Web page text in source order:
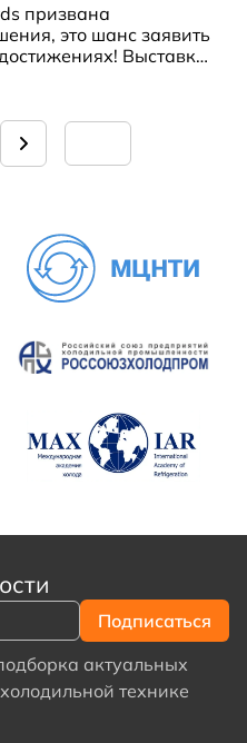
призвана
это шанс заявить
Выставка
актуальных
технике